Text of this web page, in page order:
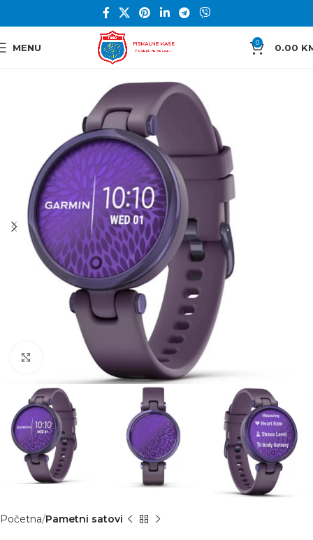
MENU 0 0.00
Click to enlarge
Početna Pametni satovi